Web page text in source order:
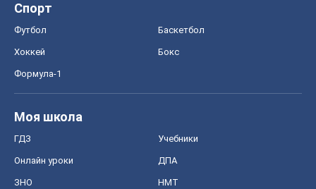
Спорт
Футбол Баскетбол
Хоккей Бокс
Формула-1
Моя школа
ГДЗ Учебники
Онлайн уроки ДПА
ЗНО НМТ